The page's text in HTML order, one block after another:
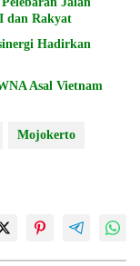
dan Rakyat
Hadirkan
Asal Vietnam
Mojokerto